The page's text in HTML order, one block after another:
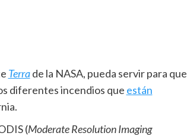
Terrade la NASA, pueda servir para que
diferentes incendios que están
(Moderate Resolution Imaging